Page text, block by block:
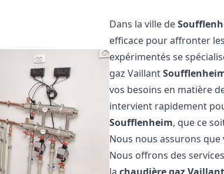
Dans la ville de
efficace pour affronter
expérimentés se
gaz Vaillant
vos besoins en matière
intervient rapidement
Soufflenheim, que ce
Nous nous assurons
Nous offrons des